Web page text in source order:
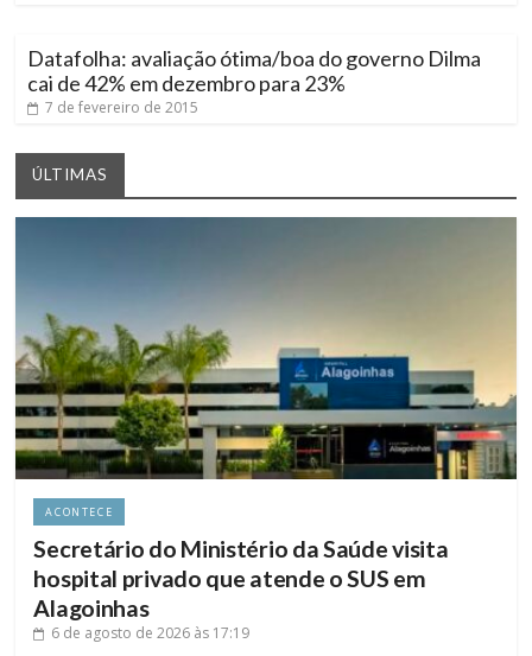
Datafolha: avaliação ótima/boa do governo Dilma
cai de 42% em dezembro para 23%
7 de fevereiro de 2015
ÚLTIMAS
ACONTECE
Secretário do Ministério da Saúde visita
hospital privado que atende o SUS em
Alagoinhas
6 de agosto de 2026 às 17:19